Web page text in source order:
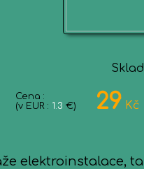
Cena :
(v EUR : 1.3 €) 29 Kč
elektroinstalace,